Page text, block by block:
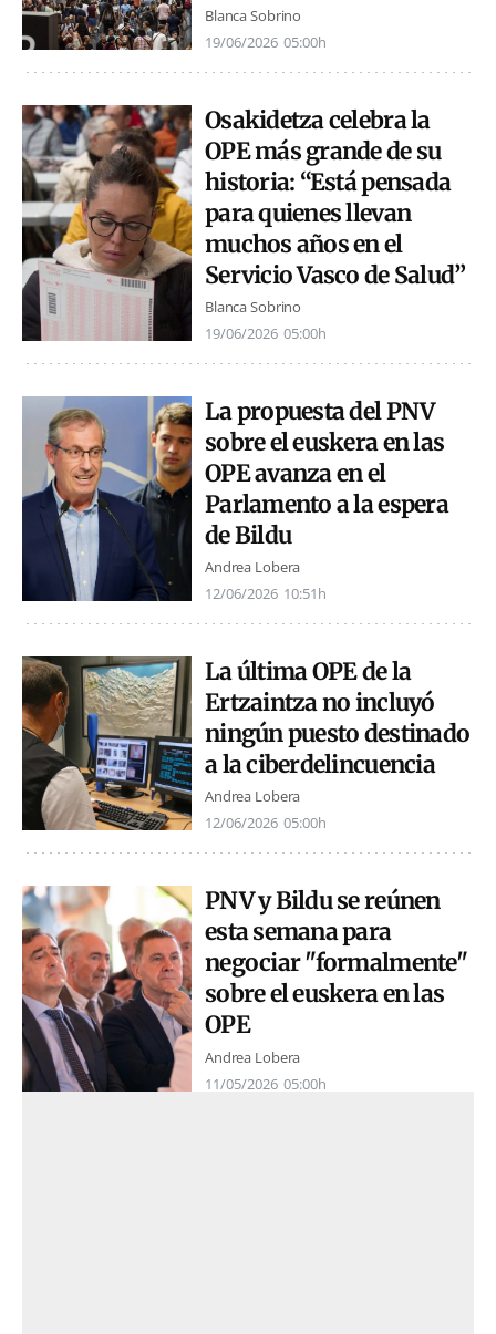
Blanca Sobrino
19/06/2026 05:00h
Osakidetza celebra la
OPE más grande de su
historia: “Está pensada
para quienes llevan
muchos años en el
Servicio Vasco de Salud”
Blanca Sobrino
19/06/2026 05:00h
La propuesta del PNV
sobre el euskera en las
OPE avanza en el
Parlamento a la espera
de Bildu
Andrea Lobera
12/06/2026 10:51h
La última OPE de la
Ertzaintza no incluyó
ningún puesto destinado
a la ciberdelincuencia
Andrea Lobera
12/06/2026 05:00h
PNV y Bildu se reúnen
esta semana para
negociar "formalmente"
sobre el euskera en las
OPE
Andrea Lobera
11/05/2026 05:00h